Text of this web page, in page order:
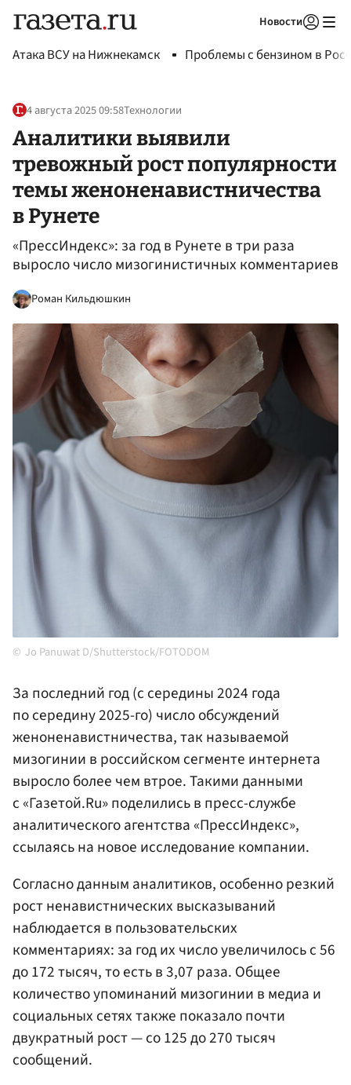
Новости
Атака ВСУ на Нижнекамск Проблемы с бензином в
4 августа 2025 09:58Технологии
Аналитики выявили
тревожный рост популярности
темы женоненавистничества
в Рунете
«ПрессИндекс»: за год в Рунете в три раза
выросло число мизогинистичных комментариев
Роман Кильдюшкин
Jo Panuwat D/Shutterstock/FOTODOM
За последний год (с середины 2024 года
по середину 2025-го) число обсуждений
женоненавистничества, так называемой
мизогинии в российском сегменте интернета
выросло более чем втрое. Такими данными
с «Газетой.Ru» поделились в пресс-службе
аналитического агентства «ПрессИндекс»,
ссылаясь на новое исследование компании.
Согласно данным аналитиков, особенно резкий
рост ненавистнических высказываний
наблюдается в пользовательских
комментариях: за год их число увеличилось с 56
до 172 тысяч, то есть в 3,07 раза. Общее
количество упоминаний мизогинии в медиа и
социальных сетях также показало почти
двукратный рост — со 125 до 270 тысяч
сообщений.